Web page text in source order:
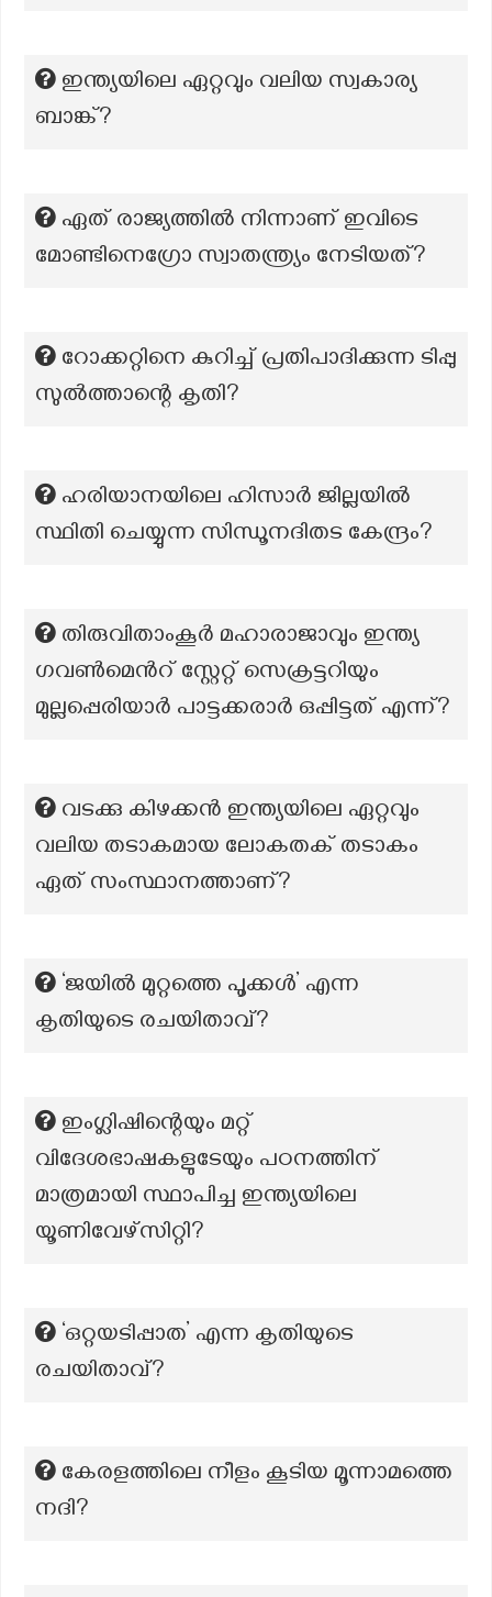
ഇന്ത്യയിലെ ഏറ്റവും വലിയ സ്വകാര്യ
ബാങ്ക്?
ഏത് രാജ്യത്തിൽ നിന്നാണ് ഇവിടെ
മോണ്ടിനെഗ്രോ സ്വാതന്ത്ര്യം നേടിയത്?
റോക്കറ്റിനെ കുറിച്ച് പ്രതിപാദിക്കുന്ന ടിപ്പു
സുൽത്താന്റെ കൃതി?
ഹരിയാനയിലെ ഹിസാർ ജില്ലയിൽ
സ്ഥിതി ചെയ്യുന്ന സിന്ധൂനദിതട കേന്ദ്രം?
തിരുവിതാംകൂർ മഹാരാജാവും ഇന്ത്യ
ഗവൺമെൻറ് സ്റ്റേറ്റ് സെക്രട്ടറിയും
മുല്ലപ്പെരിയാർ പാട്ടക്കരാർ ഒപ്പിട്ടത് എന്ന്?
വടക്കു കിഴക്കൻ ഇന്ത്യയിലെ ഏറ്റവും
വലിയ തടാകമായ ലോകതക് തടാകം
ഏത് സംസ്ഥാനത്താണ്?
‘ജയിൽ മുറ്റത്തെ പൂക്കൾ’ എന്ന
കൃതിയുടെ രചയിതാവ്?
ഇംഗ്ലിഷിന്റെയും മറ്റ്
വിദേശഭാഷകളുടേയും പഠനത്തിന്
മാത്രമായി സ്ഥാപിച്ച ഇന്ത്യയിലെ
യൂണിവേഴ്സിറ്റി?
‘ഒറ്റയടിപ്പാത’ എന്ന കൃതിയുടെ
രചയിതാവ്?
കേരളത്തിലെ നീളം കൂടിയ മൂന്നാമത്തെ
നദി?